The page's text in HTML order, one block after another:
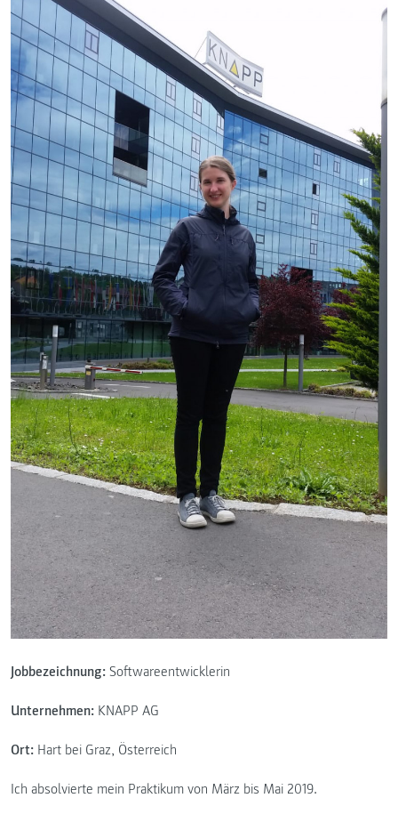
Jobbezeichnung: Softwareentwicklerin
Unternehmen: KNAPP AG
Ort: Hart bei Graz, Österreich
Ich absolvierte mein Praktikum von März bis Mai 2019.